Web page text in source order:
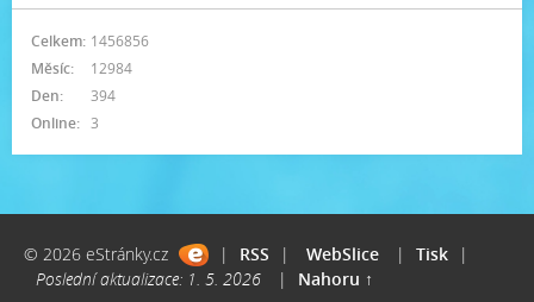
Online: 3
Celkem: 1456856
Měsíc:
12984
Den:
394
© 2026 eStránky.cz | RSS | WebSlice | Tisk
|
Poslední aktualizace: 1. 5. 2026
| Nahoru ↑